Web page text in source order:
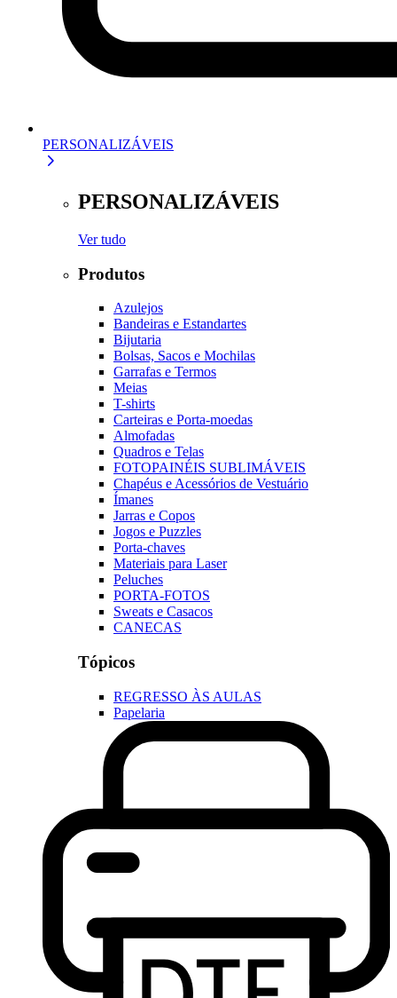
PERSONALIZÁVEIS
PERSONALIZÁVEIS
Ver tudo
Produtos
Azulejos
Bandeiras e Estandartes
Bijutaria
Bolsas, Sacos e Mochilas
Garrafas e Termos
Meias
T-shirts
Carteiras e Porta-moedas
Almofadas
Quadros e Telas
FOTOPAINÉIS SUBLIMÁVEIS
Chapéus e Acessórios de Vestuário
Ímanes
Jarras e Copos
Jogos e Puzzles
Porta-chaves
Materiais para Laser
Peluches
PORTA-FOTOS
Sweats e Casacos
CANECAS
Tópicos
REGRESSO ÀS AULAS
Papelaria